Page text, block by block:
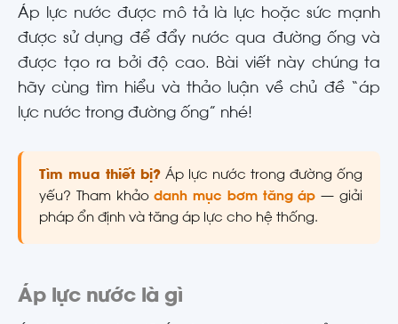
Áp lực nước được mô tả là lực hoặc sức mạnh
được sử dụng để đẩy nước qua đường ống và
được tạo ra bởi độ cao. Bài viết này chúng ta
hãy cùng tìm hiểu và thảo luận về chủ đề “áp
lực nước trong đường ống” nhé!
Tìm mua thiết bị? Áp lực nước trong đường ống
yếu? Tham khảodanh mục bơm tăng áp — giải
pháp ổn định và tăng áp lực cho hệ thống.
Áp lực nước là gì